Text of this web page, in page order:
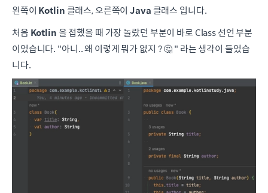
왼쪽이 Kotlin클래스, 오른쪽이Java클래스 입니다.
처음 Kotlin을 접했을 때 가장 놀랐던 부분이 바로 Class 선언 부분
이었습니다. "아니.. 왜 이렇게 뭐가 없지 ? 🤔 " 라는 생각이 들었습
니다.